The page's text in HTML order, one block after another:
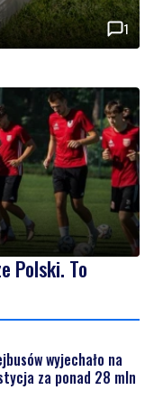
1
Polski. To
wyjechało na
za ponad 28 mln